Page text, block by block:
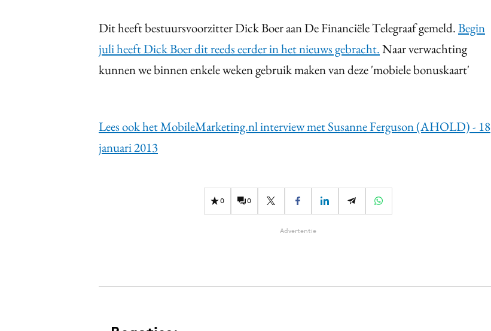
Dit heeft bestuursvoorzitter Dick Boer aan De Financiële Telegraaf gemeld.Begin
juli heeft Dick Boer dit reeds eerder in het nieuws gebracht.Naar verwachting
kunnen we binnen enkele weken gebruik maken van deze 'mobiele bonuskaart'
Lees ook het MobileMarketing.nl interview met Susanne Ferguson (AHOLD) - 18
januari 2013
0 0
Advertentie